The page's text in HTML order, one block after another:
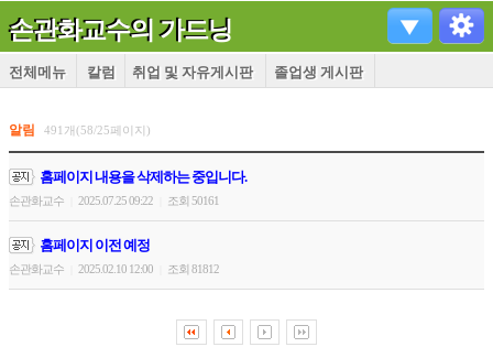
손관화교수의 가드닝
전체메뉴 칼럼 취업 및 자유게시판 졸업생 게시판
알림 491개(58/25페이지)
홈페이지 내용을 삭제하는 중입니다.
손관화교수 2025.07.25 09:22 조회 50161
홈페이지 이전 예정
손관화교수 2025.02.10 12:00 조회 81812